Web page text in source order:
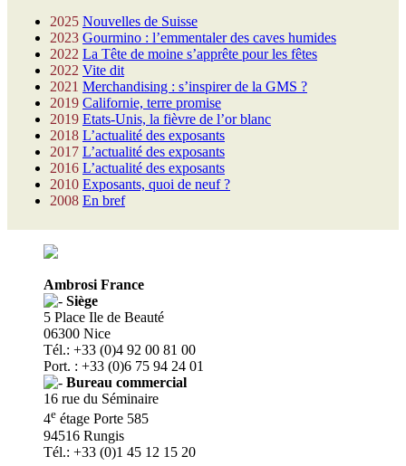
2025 Nouvelles de Suisse
2023 Gourmino : l’emmentaler des caves humides
2022 La Tête de moine s’apprête pour les fêtes
2022 Vite dit
2021 Merchandising : s’inspirer de la GMS ?
2019 Californie, terre promise
2019 Etats-Unis, la fièvre de l’or blanc
2018 L’actualité des exposants
2017 L’actualité des exposants
2016 L’actualité des exposants
2010 Exposants, quoi de neuf ?
2008 En bref
Ambrosi France
Siège
5 Place Ile de Beauté
06300 Nice
Tél.: +33 (0)4 92 00 81 00
Port. : +33 (0)6 75 94 24 01
Bureau commercial
16 rue du Séminaire
4e étage Porte 585
94516 Rungis
Tél.: +33 (0)1 45 12 15 20